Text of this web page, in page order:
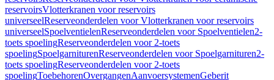
reservoirsVlotterkranen voor reservoirs
universeelReserveonderdelen voor Vlotterkranen voor reservoirs
universeelSpoelventielenReserveonderdelen voor Spoelventielen2-
toets spoelingReserveonderdelen voor 2-toets
spoelingSpoelgarniturenReserveonderdelen voor Spoelgarnituren2-
toets spoelingReserveonderdelen voor 2-toets
spoelingToebehorenOvergangenAanvoersystemenGeberit